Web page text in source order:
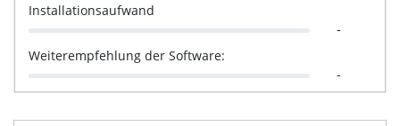
Installationsaufwand
-
Weiterempfehlung der Software:
-